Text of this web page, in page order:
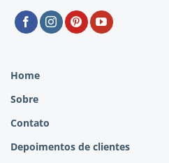
Home
Sobre
Contato
Depoimentos de clientes